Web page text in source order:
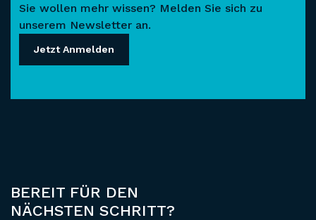
Sie wollen mehr wissen? Melden Sie sich zu
unserem Newsletter an.
Jetzt Anmelden
BEREIT FÜR DEN
NÄCHSTEN SCHRITT?